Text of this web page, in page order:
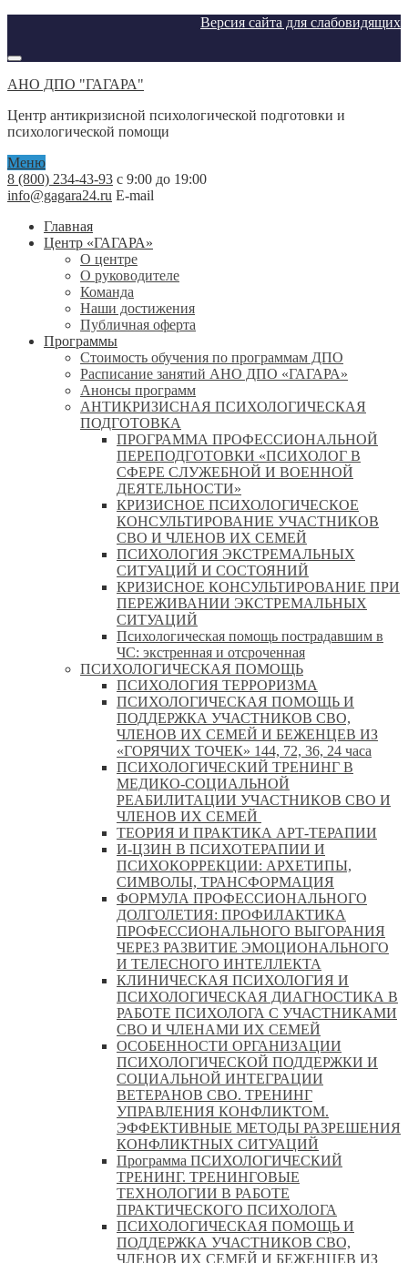
Версия сайта для слабовидящих
АНО ДПО "ГАГАРА"
Центр антикризисной психологической подготовки и
психологической помощи
Меню
8 (800) 234-43-93 с 9:00 до 19:00
info@gagara24.ru E-mail
Главная
Центр «ГАГАРА»
О центре
О руководителе
Команда
Наши достижения
Публичная оферта
Программы
Стоимость обучения по программам ДПО
Расписание занятий АНО ДПО «ГАГАРА»
Анонсы программ
АНТИКРИЗИСНАЯ ПСИХОЛОГИЧЕСКАЯ
ПОДГОТОВКА
ПРОГРАММА ПРОФЕССИОНАЛЬНОЙ
ПЕРЕПОДГОТОВКИ «ПСИХОЛОГ В
СФЕРЕ СЛУЖЕБНОЙ И ВОЕННОЙ
ДЕЯТЕЛЬНОСТИ»
КРИЗИСНОЕ ПСИХОЛОГИЧЕСКОЕ
КОНСУЛЬТИРОВАНИЕ УЧАСТНИКОВ
СВО И ЧЛЕНОВ ИХ СЕМЕЙ
ПСИХОЛОГИЯ ЭКСТРЕМАЛЬНЫХ
СИТУАЦИЙ И СОСТОЯНИЙ
КРИЗИСНОЕ КОНСУЛЬТИРОВАНИЕ ПРИ
ПЕРЕЖИВАНИИ ЭКСТРЕМАЛЬНЫХ
СИТУАЦИЙ
Психологическая помощь пострадавшим в
ЧС: экстренная и отсроченная
ПСИХОЛОГИЧЕСКАЯ ПОМОЩЬ
ПСИХОЛОГИЯ ТЕРРОРИЗМА
ПСИХОЛОГИЧЕСКАЯ ПОМОЩЬ И
ПОДДЕРЖКА УЧАСТНИКОВ СВО,
ЧЛЕНОВ ИХ СЕМЕЙ И БЕЖЕНЦЕВ ИЗ
«ГОРЯЧИХ ТОЧЕК» 144, 72, 36, 24 часа
ПСИХОЛОГИЧЕСКИЙ ТРЕНИНГ В
МЕДИКО-СОЦИАЛЬНОЙ
РЕАБИЛИТАЦИИ УЧАСТНИКОВ СВО И
ЧЛЕНОВ ИХ СЕМЕЙ
ТЕОРИЯ И ПРАКТИКА АРТ-ТЕРАПИИ
И-ЦЗИН В ПСИХОТЕРАПИИ И
ПСИХОКОРРЕКЦИИ: АРХЕТИПЫ,
СИМВОЛЫ, ТРАНСФОРМАЦИЯ
ФОРМУЛА ПРОФЕССИОНАЛЬНОГО
ДОЛГОЛЕТИЯ: ПРОФИЛАКТИКА
ПРОФЕССИОНАЛЬНОГО ВЫГОРАНИЯ
ЧЕРЕЗ РАЗВИТИЕ ЭМОЦИОНАЛЬНОГО
И ТЕЛЕСНОГО ИНТЕЛЛЕКТА
КЛИНИЧЕСКАЯ ПСИХОЛОГИЯ И
ПСИХОЛОГИЧЕСКАЯ ДИАГНОСТИКА В
РАБОТЕ ПСИХОЛОГА С УЧАСТНИКАМИ
СВО И ЧЛЕНАМИ ИХ СЕМЕЙ
ОСОБЕННОСТИ ОРГАНИЗАЦИИ
ПСИХОЛОГИЧЕСКОЙ ПОДДЕРЖКИ И
СОЦИАЛЬНОЙ ИНТЕГРАЦИИ
ВЕТЕРАНОВ СВО. ТРЕНИНГ
УПРАВЛЕНИЯ КОНФЛИКТОМ.
ЭФФЕКТИВНЫЕ МЕТОДЫ РАЗРЕШЕНИЯ
КОНФЛИКТНЫХ СИТУАЦИЙ
Программа ПСИХОЛОГИЧЕСКИЙ
ТРЕНИНГ. ТРЕНИНГОВЫЕ
ТЕХНОЛОГИИ В РАБОТЕ
ПРАКТИЧЕСКОГО ПСИХОЛОГА
ПСИХОЛОГИЧЕСКАЯ ПОМОЩЬ И
ПОДДЕРЖКА УЧАСТНИКОВ СВО,
ЧЛЕНОВ ИХ СЕМЕЙ И БЕЖЕНЦЕВ ИЗ